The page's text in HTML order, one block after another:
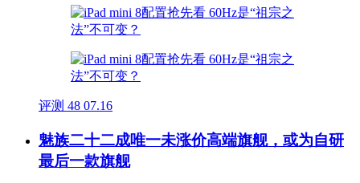
评测 48 07.16
魅族二十二成唯一未涨价高端旗舰，或为自研
最后一款旗舰